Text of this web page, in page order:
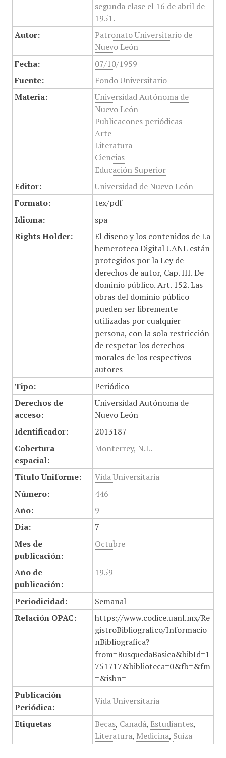
segunda clase el 16 de abril de
1951.
Autor:
Patronato Universitario de
Nuevo León
Fecha:
07/10/1959
Fuente:
Fondo Universitario
Materia:
Universidad Autónoma de
Nuevo León
Publicacones periódicas
Arte
Literatura
Ciencias
Educación Superior
Editor:
Universidad de Nuevo León
Formato:
tex/pdf
Idioma:
spa
Rights Holder:
El diseño y los contenidos de La
hemeroteca Digital UANL están
protegidos por la Ley de
derechos de autor, Cap. III. De
dominio público. Art. 152. Las
obras del dominio público
pueden ser libremente
utilizadas por cualquier
persona, con la sola restricción
de respetar los derechos
morales de los respectivos
autores
Tipo:
Periódico
Derechos de
acceso:
Universidad Autónoma de
Nuevo León
Identificador:
2013187
Cobertura
espacial:
Monterrey, N.L.
Título Uniforme:
Vida Universitaria
Número:
446
Año:
9
Día:
7
Mes de
publicación:
Octubre
Año de
publicación:
1959
Periodicidad:
Semanal
Relación OPAC:
https://www.codice.uanl.mx/Re
gistroBibliografico/Informacio
nBibliografica?
from=BusquedaBasica&bibId=1
751717&biblioteca=0&fb=&fm
=&isbn=
Publicación
Periódica:
Vida Universitaria
Etiquetas Becas, Canadá, Estudiantes,
Literatura, Medicina, Suiza